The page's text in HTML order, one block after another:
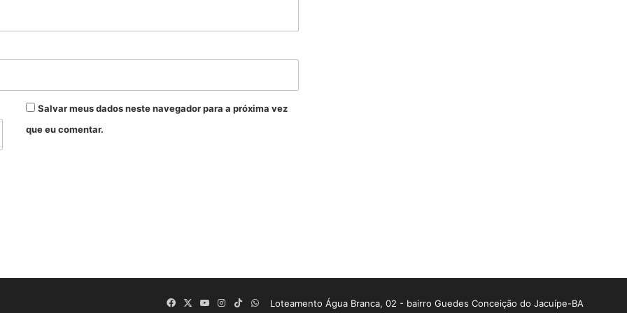
Salvar meus dados neste navegador para a próxima vez
que eu comentar.
Loteamento Água Branca, 02 - bairro Guedes Conceição do Jacuípe-BA
Facebook
X YouTubeInstagram
TikTokWhatsApp